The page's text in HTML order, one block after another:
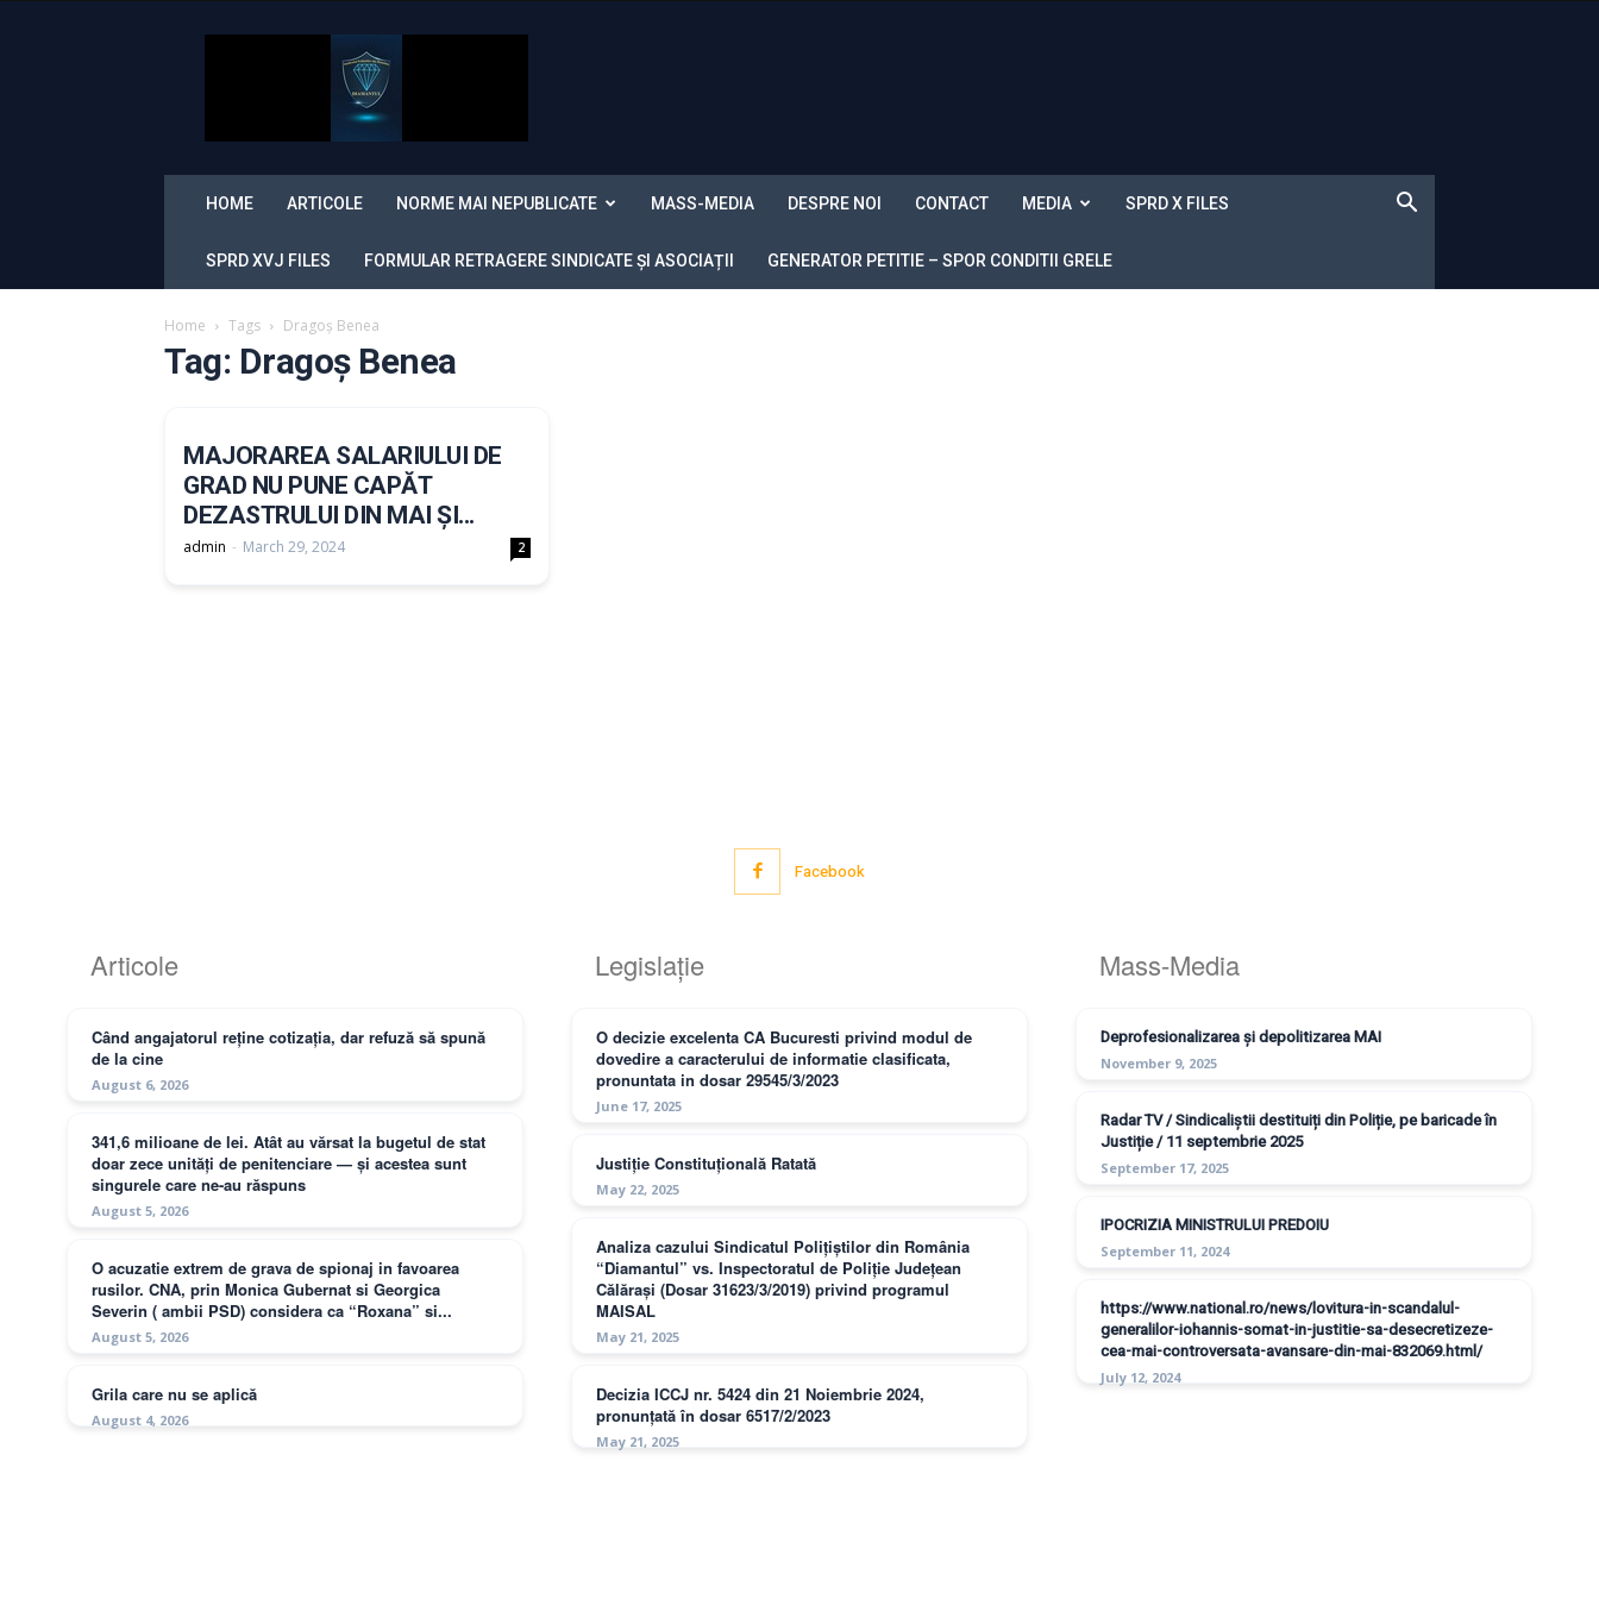
„Diamantul”
HOME ARTICOLE NORME MAI NEPUBLICATE MASS-MEDIA DESPRE NOI CONTACT MEDIA SPRD X FILES
SPRD XVJ FILES FORMULAR RETRAGERE SINDICATE ȘI ASOCIAȚII GENERATOR PETITIE – SPOR CONDITII GRELE
Home Tags Dragoș Benea
Tag: Dragoș Benea
MAJORAREA SALARIULUI DE
GRAD NU PUNE CAPĂT
DEZASTRULUI DIN MAI ȘI...
admin - March 29, 2024 2
Facebook
Articole
Când angajatorul reține cotizația, dar refuză să spună
de la cine
August 6, 2026
341,6 milioane de lei. Atât au vărsat la bugetul de stat
doar zece unități de penitenciare — și acestea sunt
singurele care ne-au răspuns
August 5, 2026
O acuzatie extrem de grava de spionaj in favoarea
rusilor. CNA, prin Monica Gubernat si Georgica
Severin ( ambii PSD) considera ca “Roxana” si...
August 5, 2026
Grila care nu se aplică
August 4, 2026
Legislație
O decizie excelenta CA Bucuresti privind modul de
dovedire a caracterului de informatie clasificata,
pronuntata in dosar 29545/3/2023
June 17, 2025
Justiție Constituțională Ratată
May 22, 2025
Analiza cazului Sindicatul Polițiștilor din România
“Diamantul” vs. Inspectoratul de Poliție Județean
Călărași (Dosar 31623/3/2019) privind programul
MAISAL
May 21, 2025
Decizia ICCJ nr. 5424 din 21 Noiembrie 2024,
pronunțată în dosar 6517/2/2023
May 21, 2025
Mass-Media
Deprofesionalizarea și depolitizarea MAI
November 9, 2025
Radar TV / Sindicaliștii destituiți din Poliție, pe baricade în
Justiție / 11 septembrie 2025
September 17, 2025
IPOCRIZIA MINISTRULUI PREDOIU
September 11, 2024
https://www.national.ro/news/lovitura-in-scandalul-
generalilor-iohannis-somat-in-justitie-sa-desecretizeze-
cea-mai-controversata-avansare-din-mai-832069.html/
July 12, 2024